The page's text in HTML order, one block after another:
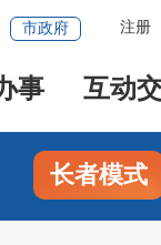
注册
市政府
事 互动
长者模式